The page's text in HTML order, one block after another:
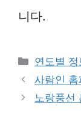
니다.
연도별 정
사람인 홈
노랑풍선